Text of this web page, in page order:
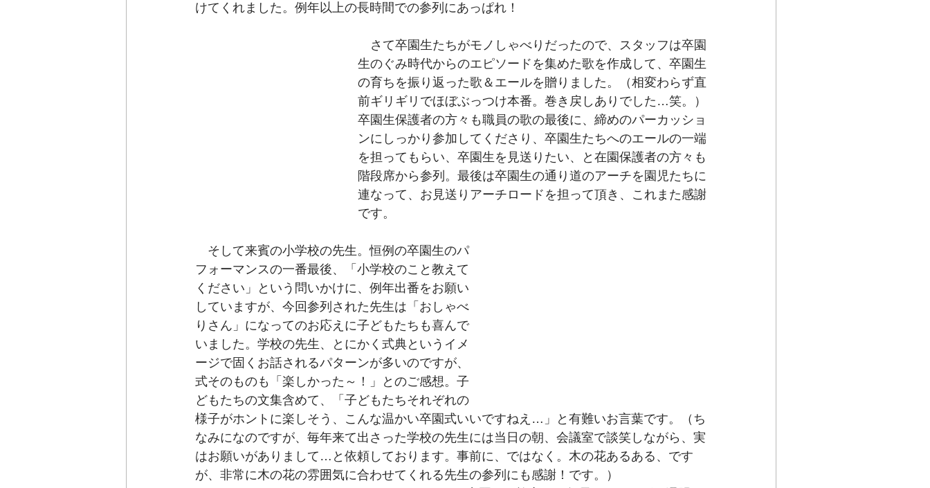
けてくれました。例年以上の長時間での参列にあっぱれ！
さて卒園生たちがモノしゃべりだったので、スタッフは卒園
生のぐみ時代からのエピソードを集めた歌を作成して、卒園生
の育ちを振り返った歌＆エールを贈りました。（相変わらず直
前ギリギリでほぼぶっつけ本番。巻き戻しありでした…笑。）
卒園生保護者の方々も職員の歌の最後に、締めのパーカッショ
ンにしっかり参加してくださり、卒園生たちへのエールの一端
を担ってもらい、卒園生を見送りたい、と在園保護者の方々も
階段席から参列。最後は卒園生の通り道のアーチを園児たちに
連なって、お見送りアーチロードを担って頂き、これまた感謝
です。
そして来賓の小学校の先生。恒例の卒園生のパ
フォーマンスの一番最後、「小学校のこと教えて
ください」という問いかけに、例年出番をお願い
していますが、今回参列された先生は「おしゃべ
りさん」になってのお応えに子どもたちも喜んで
いました。学校の先生、とにかく式典というイメ
ージで固くお話されるパターンが多いのですが、
式そのものも「楽しかった～！」とのご感想。子
どもたちの文集含めて、「子どもたちそれぞれの
様子がホントに楽しそう、こんな温かい卒園式いいですねえ…」と有難いお言葉です。（ち
なみになのですが、毎年来て出さった学校の先生には当日の朝、会議室で談笑しながら、実
はお願いがありまして…と依頼しております。事前に、ではなく。木の花あるある、です
が、非常に木の花の雰囲気に合わせてくれる先生の参列にも感謝！です。）